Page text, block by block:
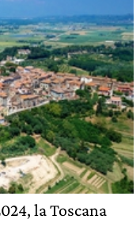
la Toscana